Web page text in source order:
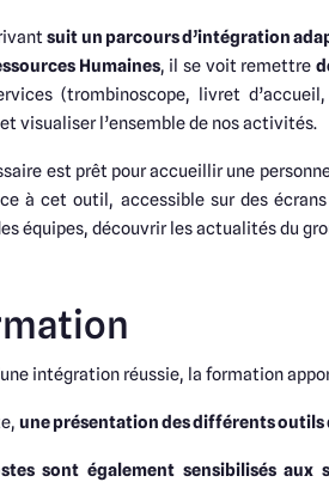
suit un parcours d’intégration
Humaines, il se voit remettre
(trombinoscope, livret
visualiser l’ensemble de nos activités.
est prêt pour accueillir une
à cet outil, accessible sur des
équipes, découvrir les actualités du
intégration réussie, la formation
une présentation des différents
sont également sensibilisés